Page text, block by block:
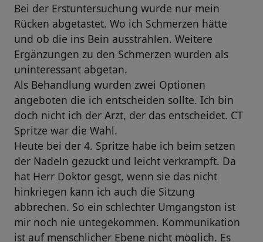
Bei der Erstuntersuchung wurde nur mein
Rücken abgetastet. Wo ich Schmerzen hätte
und ob die ins Bein ausstrahlen. Weitere
Ergänzungen zu den Schmerzen wurden als
uninteressant abgetan.
Als Behandlung wurden zwei Optionen
angeboten die ich entscheiden sollte. Ich bin
doch nicht ich der Arzt, der das entscheidet. CT
Spritze war die Wahl.
Heute bei der 4. Spritze habe ich beim setzen
der Nadeln gezuckt und leicht verkrampft. Da
hat Herr Doktor gesgt, wenn sie das nicht
hinkriegen kann ich auch die Sitzung
abbrechen. So ein schlechter Umgangston ist
mir noch nie untegekommen. Kommunikation
ist auf menschlicher Ebene nicht möglich. Es